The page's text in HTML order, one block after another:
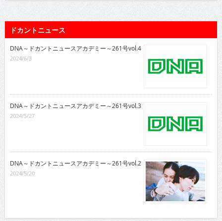
ドカントニュース
DNA～ドカントニュースアカデミー～261号vol.4
2024/6/3
DNA～ドカントニュースアカデミー～261号vol.3
2024/5/27
DNA～ドカントニュースアカデミー～261号vol.2
2024/5/20